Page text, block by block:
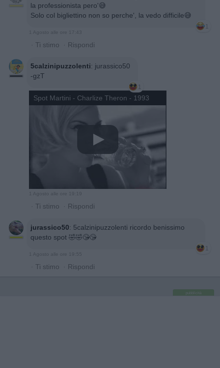
la professionista pero'😅
Solo col bigliettino non so perche', la vedo difficile😅
1
1 Agosto alle ore 17:43
· Ti stimo · Rispondi
5calzinipuzzolenti: jurassico50
-gzT
1
Spot Martini - Charlize Theron - 1993
1 Agosto alle ore 19:19
· Ti stimo · Rispondi
jurassico50: 5calzinipuzzolenti ricordo benissimo
questo spot 🤣🤣😘😘
1
1 Agosto alle ore 19:55
· Ti stimo · Rispondi
pubblicità